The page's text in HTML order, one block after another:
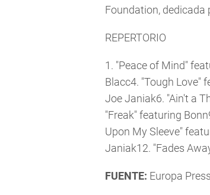
Foundation,
REPERTORIO
1. "Peace of Mind"
Blacc4. "Tough Love"
Joe Janiak6. "Ain't a
"Freak" featuring
Upon My Sleeve"
Janiak12. "Fades
FUENTE: Europa Press